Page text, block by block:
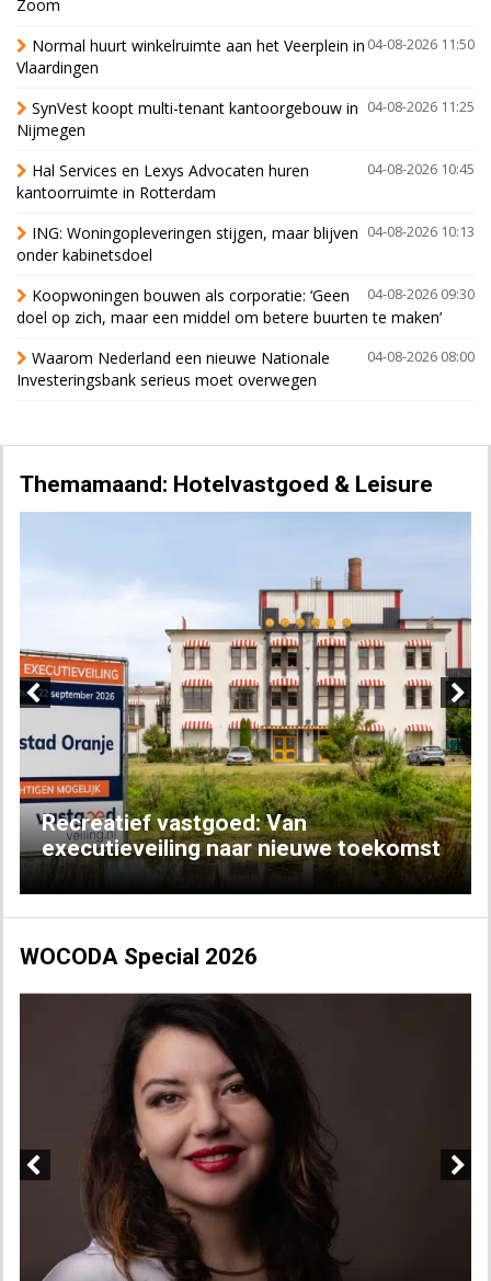
Zoom
04-08-2026 11:50
Normal huurt winkelruimte aan het Veerplein in
Vlaardingen
04-08-2026 11:25
SynVest koopt multi-tenant kantoorgebouw in
Nijmegen
04-08-2026 10:45
Hal Services en Lexys Advocaten huren
kantoorruimte in Rotterdam
04-08-2026 10:13
ING: Woningopleveringen stijgen, maar blijven
onder kabinetsdoel
04-08-2026 09:30
Koopwoningen bouwen als corporatie: ‘Geen
doel op zich, maar een middel om betere buurten te maken’
04-08-2026 08:00
Waarom Nederland een nieuwe Nationale
Investeringsbank serieus moet overwegen
Themamaand: Hotelvastgoed & Leisure
Recreatief vastgoed: Van
executieveiling naar nieuwe toekomst
Next
WOCODA Special 2026